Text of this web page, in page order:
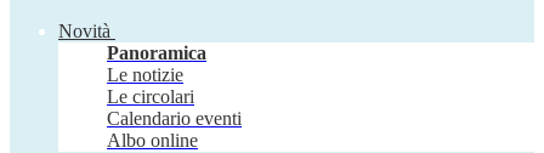
Novità
Panoramica
Le notizie
Le circolari
Calendario eventi
Albo online